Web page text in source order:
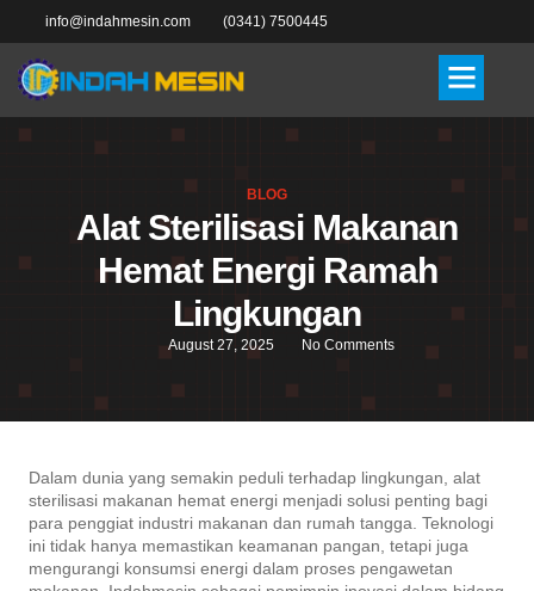
info@indahmesin.com (0341) 7500445
BLOG
Alat Sterilisasi Makanan
Hemat Energi Ramah
Lingkungan
August 27, 2025 No Comments
Dalam dunia yang semakin peduli terhadap lingkungan, alat
sterilisasi makanan hemat energi menjadi solusi penting bagi
para penggiat industri makanan dan rumah tangga. Teknologi
ini tidak hanya memastikan keamanan pangan, tetapi juga
mengurangi konsumsi energi dalam proses pengawetan